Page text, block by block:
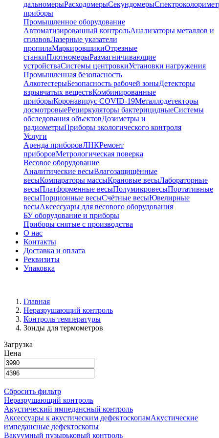
дальномерыРасходомерыСекундомеры
приборы
Промышленное оборудование
Автоматизированный контрольАнализаторы металлов и
сплавовЛазерные указатели
пропилаМаркировщикиОтрезные
станкиПлотномерыРазмагничивающие
устройстваСистемы центровкиУстановки нагружения
Промышленная безопасность
АлкотестерыБезопасность рабочей зоныДетекторы
взрывчатых веществКомбинированные
приборыКоронавирус COVID-19Металлодетекторы
досмотровыеРециркуляторы бактерицидныеСистемы
обследования объектовДозиметры и
радиометрыПриборы экологического контроля
Услуги
Аренда приборовЛНКРемонт
приборовМетрологическая поверка
Весовое оборудование
Аналитические весыВлагозащищённые
весыКомпараторы массыКрановые весыЛабораторные
весыПлатформенные весыПолумикровесыПортативные
весыПорционные весыСчётные весыЮвелирные
весыАксессуары для весового оборудования
БУ оборудование и приборы
Приборы снятые с производства
О нас
Контакты
Доставка и оплата
Реквизиты
Упаковка
Главная
Неразрушающий контроль
Контроль температуры
Зонды для термометров
Загрузка
Цена
Сбросить фильтр
Неразрушающий контроль
Акустический импедансный контроль
Аксессуары к акустическим дефектоскопамАкустические
импедансные дефектоскопы
Вакуумный пузырьковый контроль